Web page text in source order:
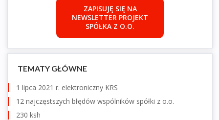
ZAPISUJĘ SIĘ NA
NEWSLETTER PROJEKT
SPÓŁKA Z O.O.
TEMATY GŁÓWNE
1 lipca 2021 r. elektroniczny KRS
12 najczęstszych błędów wspólników spółki z o.o.
230 ksh